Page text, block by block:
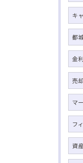
キ
都
金
売
マ
フ
資